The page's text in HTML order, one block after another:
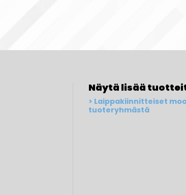
Näytä lisää
Laippakiinnitteiset
tuoteryhmästä